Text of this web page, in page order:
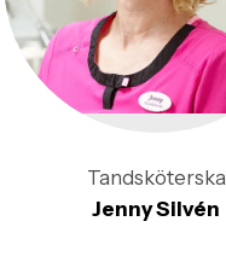
Tandsköterska
Jenny Silvén